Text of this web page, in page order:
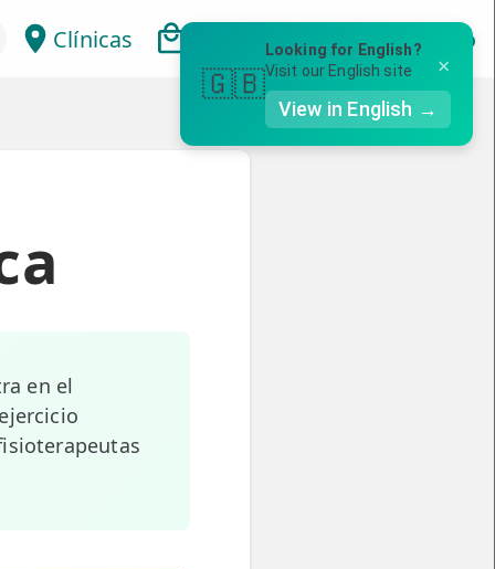
Clínicas Mi Área
en el
×
🇬🇧
Looking for English?
Visit our English site
View in English →